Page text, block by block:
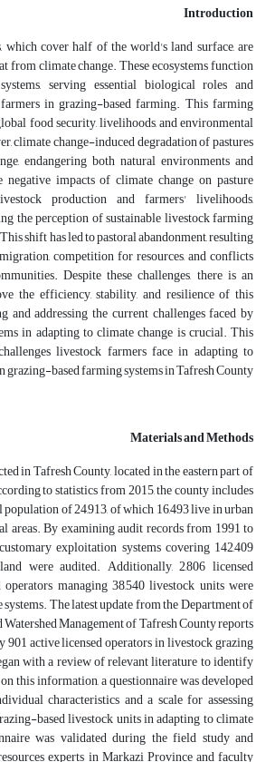
Introduction
which cover half of the world's land surface, are
from climate change. These ecosystems function
serving essential biological roles and
in grazing-based farming. This farming
food security, livelihoods, and environmental
climate change-induced degradation of pastures
endangering both natural environments and
negative impacts of climate change on pasture
production and farmers' livelihoods,
the perception of sustainable livestock farming
shift has led to pastoral abandonment, resulting
competition for resources, and conflicts
Despite these challenges, there is an
the efficiency, stability, and resilience of this
and addressing the current challenges faced by
in adapting to climate change is crucial. This
livestock farmers face in adapting to
based farming systems in Tafresh County.
Materials and Methods
in Tafresh County, located in the eastern part of
to statistics from 2015, the county includes
of 24,913, of which 16,493 live in urban
areas. By examining audit records from 1991 to
exploitation systems covering 142,409
were audited. Additionally, 2,806 licensed
managing 38,540 livestock units were
The latest update from the Department of
Management of Tafresh County reports
901 active licensed operators in livestock grazing
with a review of relevant literature to identify
this information, a questionnaire was developed
characteristics and a scale for assessing
based livestock units in adapting to climate
was validated during the field study and